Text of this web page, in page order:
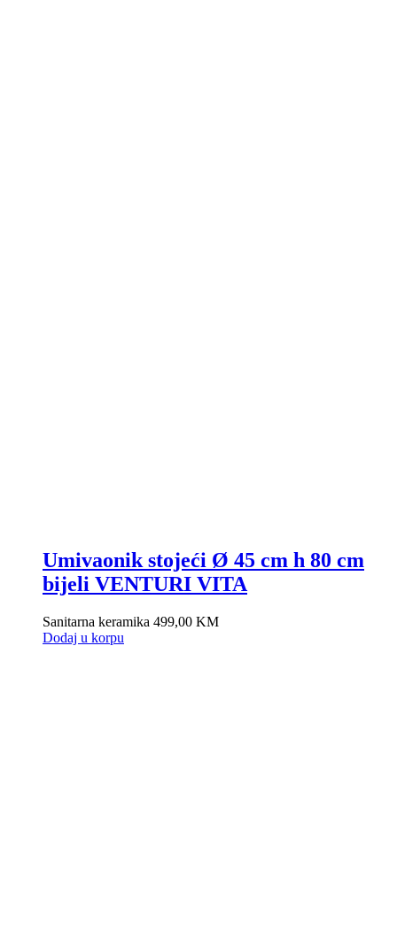
Umivaonik stojeći Ø 45 cm h 80 cm
bijeli VENTURI VITA
Sanitarna keramika 499,00 KM
Dodaj u korpu